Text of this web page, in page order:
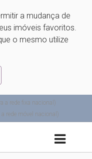
a mudança de
imóveis favoritos.
o mesmo utilize
a rede fixa nacional)
rede móvel nacional)